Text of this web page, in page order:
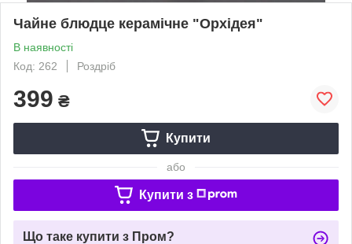
Чайне блюдце керамічне "Орхідея"
В наявності
Код: 262
Роздріб
399 ₴
Купити
або
Купити з
Що таке купити з Пром?